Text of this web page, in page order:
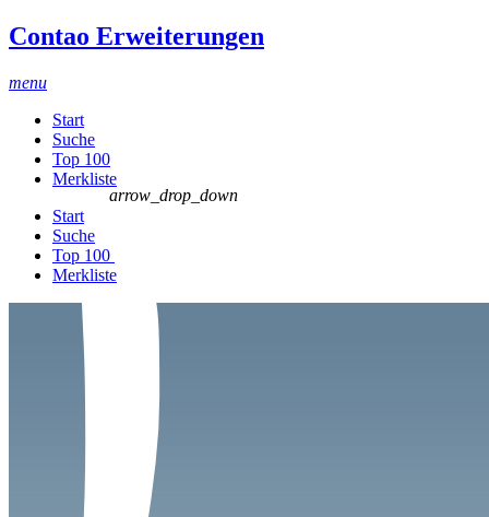
Contao Erweiterungen
menu
Start
Suche
Top 100
Merkliste
Start
Suche
Top 100
arrow_drop_down
Merkliste